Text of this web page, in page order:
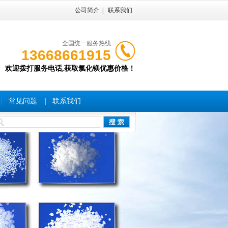
公司简介 联系我们
全国统一服务热线
13668661915
欢迎拨打服务电话,获取氯化镁优惠价格！
常见问题 联系我们